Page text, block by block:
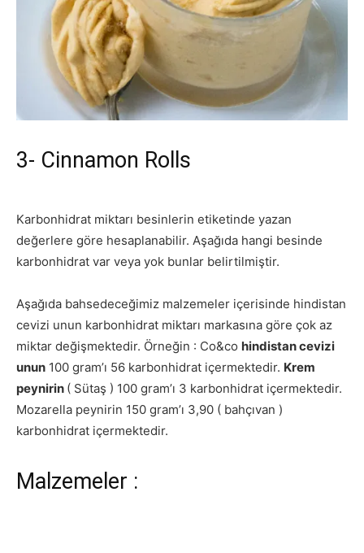
3- Cinnamon Rolls
Karbonhidrat miktarı besinlerin etiketinde yazan
değerlere göre hesaplanabilir. Aşağıda hangi besinde
karbonhidrat var veya yok bunlar belirtilmiştir.
Aşağıda bahsedeceğimiz malzemeler içerisinde hindistan
cevizi unun karbonhidrat miktarı markasına göre çok az
miktar değişmektedir. Örneğin : Co&co hindistan cevizi
unun 100 gram’ı 56 karbonhidrat içermektedir. Krem
peynirin ( Sütaş ) 100 gram’ı 3 karbonhidrat içermektedir.
Mozarella peynirin 150 gram’ı 3,90 ( bahçıvan )
karbonhidrat içermektedir.
Malzemeler :